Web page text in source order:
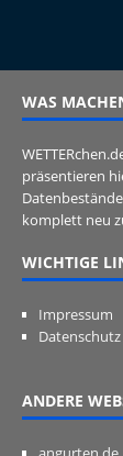
WAS
präsentieren
komplett neu
WICHTIGE
Impressum
Datenschutz
ANDERE